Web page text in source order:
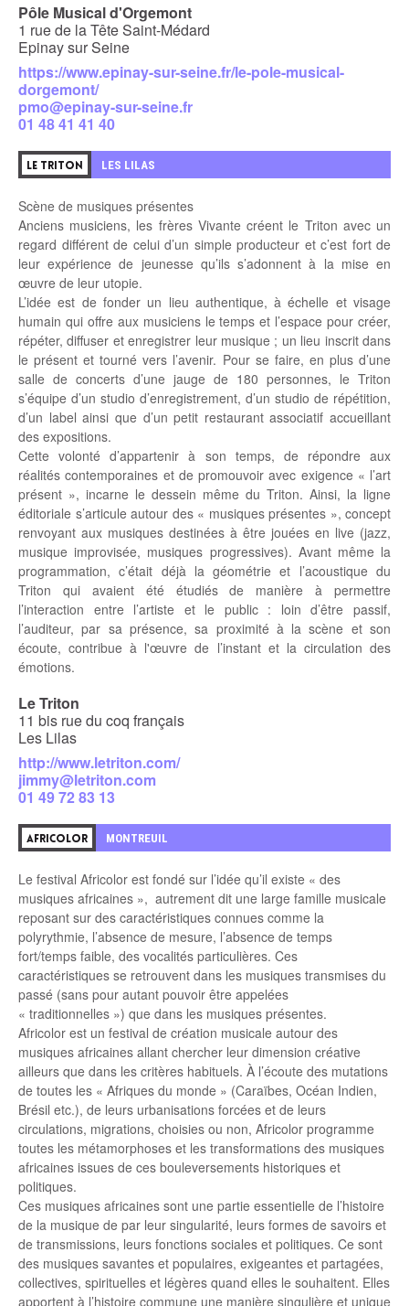
Pôle Musical d'Orgemont
1 rue de la Tête Saint-Médard
Epinay sur Seine
https://www.epinay-sur-seine.fr/le-pole-musical-
dorgemont/
pmo@epinay-sur-seine.fr
01 48 41 41 40
LE TRITON LES LILAS
Scène de musiques présentes
Anciens musiciens, les frères Vivante créent le Triton avec un
regard différent de celui d’un simple producteur et c’est fort de
leur expérience de jeunesse qu’ils s’adonnent à la mise en
œuvre de leur utopie.
L’idée est de fonder un lieu authentique, à échelle et visage
humain qui offre aux musiciens le temps et l’espace pour créer,
répéter, diffuser et enregistrer leur musique ; un lieu inscrit dans
le présent et tourné vers l’avenir. Pour se faire, en plus d’une
salle de concerts d’une jauge de 180 personnes, le Triton
s’équipe d’un studio d’enregistrement, d’un studio de répétition,
d’un label ainsi que d’un petit restaurant associatif accueillant
des expositions.
Cette volonté d’appartenir à son temps, de répondre aux
réalités contemporaines et de promouvoir avec exigence « l’art
présent », incarne le dessein même du Triton. Ainsi, la ligne
éditoriale s’articule autour des « musiques présentes », concept
renvoyant aux musiques destinées à être jouées en live (jazz,
musique improvisée, musiques progressives). Avant même la
programmation, c’était déjà la géométrie et l’acoustique du
Triton qui avaient été étudiés de manière à permettre
l’interaction entre l’artiste et le public : loin d’être passif,
l’auditeur, par sa présence, sa proximité à la scène et son
écoute, contribue à l'œuvre de l’instant et la circulation des
émotions.
Le Triton
11 bis rue du coq français
Les Lilas
http://www.letriton.com/
jimmy@letriton.com
01 49 72 83 13
AFRICOLOR MONTREUIL
Le festival Africolor est fondé sur l’idée qu’il existe « des
musiques africaines », autrement dit une large famille musicale
reposant sur des caractéristiques connues comme la
polyrythmie, l’absence de mesure, l’absence de temps
fort/temps faible, des vocalités particulières. Ces
caractéristiques se retrouvent dans les musiques transmises du
passé (sans pour autant pouvoir être appelées
« traditionnelles ») que dans les musiques présentes.
Africolor est un festival de création musicale autour des
musiques africaines allant chercher leur dimension créative
ailleurs que dans les critères habituels. À l’écoute des mutations
de toutes les « Afriques du monde » (Caraïbes, Océan Indien,
Brésil etc.), de leurs urbanisations forcées et de leurs
circulations, migrations, choisies ou non, Africolor programme
toutes les métamorphoses et les transformations des musiques
africaines issues de ces bouleversements historiques et
politiques.
Ces musiques africaines sont une partie essentielle de l’histoire
de la musique de par leur singularité, leurs formes de savoirs et
de transmissions, leurs fonctions sociales et politiques. Ce sont
des musiques savantes et populaires, exigeantes et partagées,
collectives, spirituelles et légères quand elles le souhaitent. Elles
apportent à l’histoire commune une manière singulière et unique